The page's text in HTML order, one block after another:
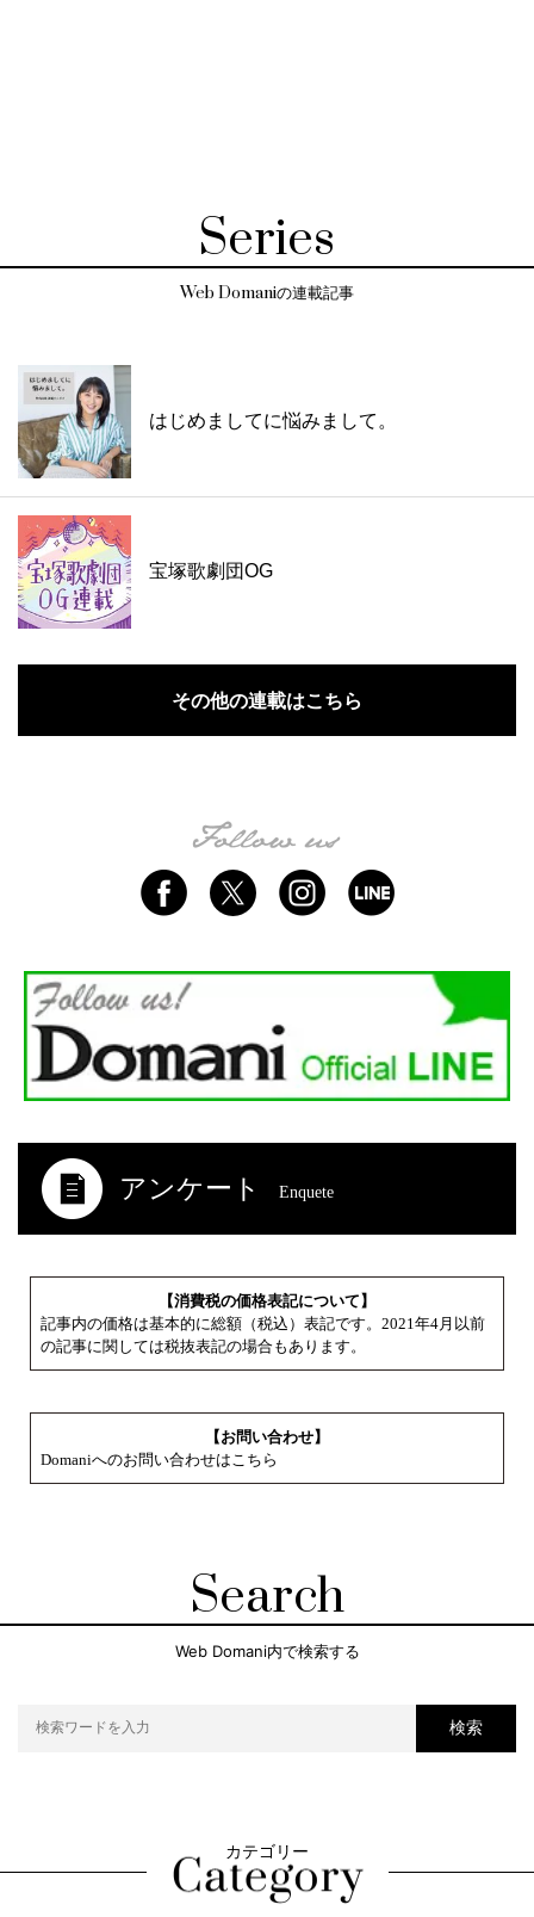
Series
Web Domaniの連載記事
はじめましてに悩みまして。
宝塚歌劇団OG
その他の連載はこちら
アンケート Enquete
【消費税の価格表記について】
記事内の価格は基本的に総額（税込）表記です。2021年4月以前
の記事に関しては税抜表記の場合もあります。
【お問い合わせ】
Domaniへのお問い合わせはこちら
Search
Web Domani内で検索する
検索
カテゴリー